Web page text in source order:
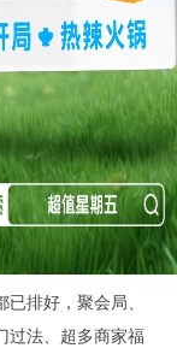
排好，聚会局、
法、超多商家福